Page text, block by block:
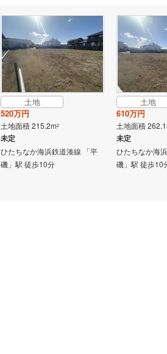
土地
520万円
土地面積 215.2m2
未定
ひたちなか海浜鉄道湊線 「平
磯」駅 徒歩10分
土地
610万円
土地面積
未定
ひたちなか海
磯」駅 徒歩10
販売、価格、契約、入居
即入居可能（0）
オンライン対応
オンライン内見(相談)
オンライン対応とは？